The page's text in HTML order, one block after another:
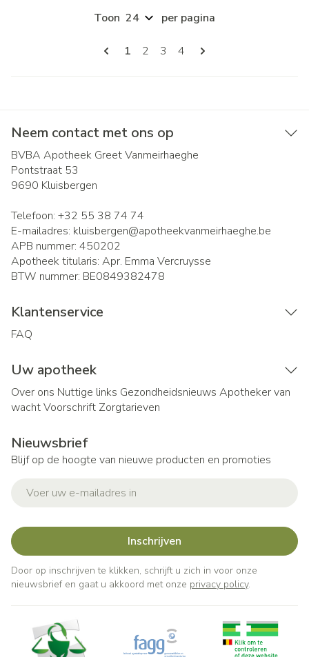
Pagina's
U lees momenteel pagina
1 Pagina
2 Pagina
3 Pagina
4
Toon per pagina
Neem contact met ons op
BVBA Apotheek Greet Vanmeirhaeghe
Pontstraat 53
9690 Kluisbergen
Telefoon: +32 55 38 74 74
E-mailadres: kluisbergen@apotheekvanmeirhaeghe.be
APB nummer: 450202
Apotheek titularis: Apr. Emma Vercruysse
BTW nummer: BE0849382478
Klantenservice
FAQ
Uw apotheek
Over ons Nuttige links Gezondheidsnieuws Apotheker van
wachtVoorschrift Zorgtarieven
Nieuwsbrief
Blijf op de hoogte van nieuwe producten en promoties
Inschrijven
Door op inschrijven te klikken, schrijft u zich in voor onze
nieuwsbrief en gaat u akkoord met onze privacy policy.